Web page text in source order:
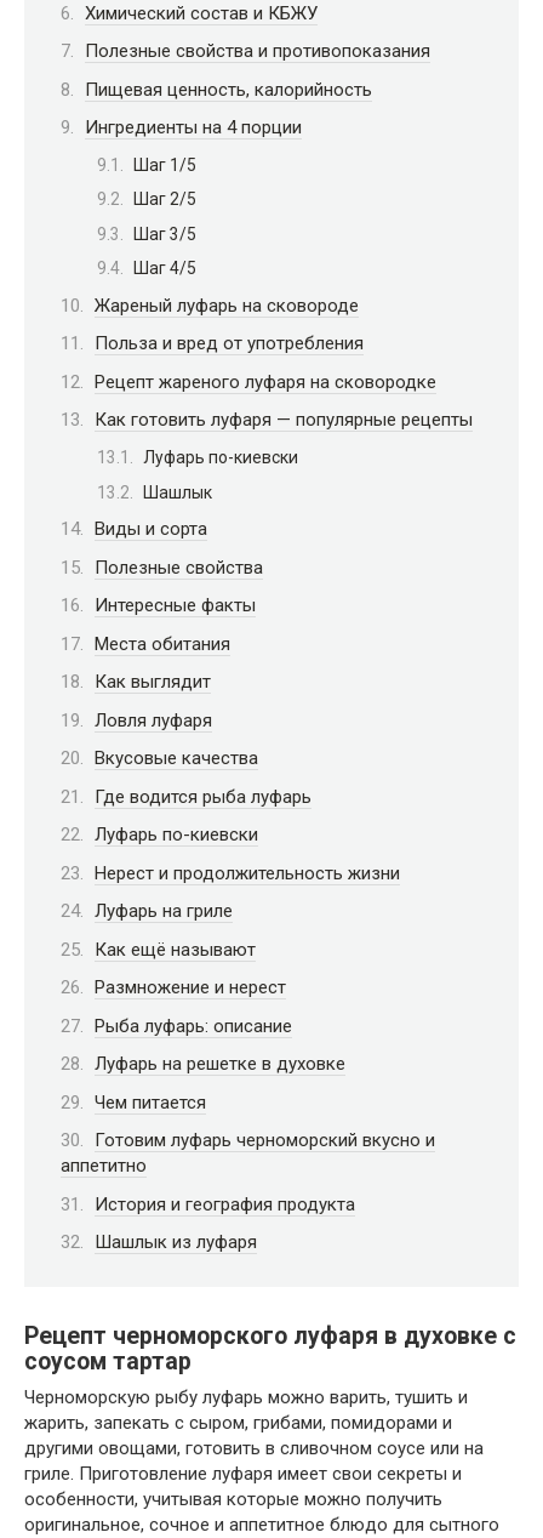
Химический состав и КБЖУ
Полезные свойства и противопоказания
Пищевая ценность, калорийность
Ингредиенты на 4 порции
Шаг 1/5
Шаг 2/5
Шаг 3/5
Шаг 4/5
Жареный луфарь на сковороде
Польза и вред от употребления
Рецепт жареного луфаря на сковородке
Как готовить луфаря — популярные рецепты
Луфарь по-киевски
Шашлык
Виды и сорта
Полезные свойства
Интересные факты
Места обитания
Как выглядит
Ловля луфаря
Вкусовые качества
Где водится рыба луфарь
Луфарь по-киевски
Нерест и продолжительность жизни
Луфарь на гриле
Как ещё называют
Размножение и нерест
Рыба луфарь: описание
Луфарь на решетке в духовке
Чем питается
Готовим луфарь черноморский вкусно и
аппетитно
История и география продукта
Шашлык из луфаря
Рецепт черноморского луфаря в духовке с
соусом тартар
Черноморскую рыбу луфарь можно варить, тушить и
жарить, запекать с сыром, грибами, помидорами и
другими овощами, готовить в сливочном соусе или на
гриле. Приготовление луфаря имеет свои секреты и
особенности, учитывая которые можно получить
оригинальное, сочное и аппетитное блюдо для сытного